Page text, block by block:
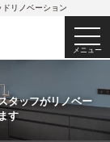
リノベーション
メニュー
タッフがリノベー
す